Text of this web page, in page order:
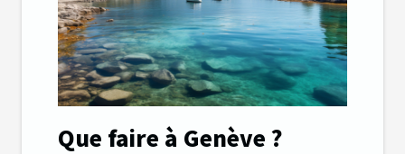
Que faire à Genève ?